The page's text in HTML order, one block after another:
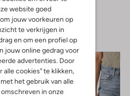
website goed
jouw voorkeuren op
te verkrijgen in
en om een profiel op
jouw online gedrag voor
advertenties. Door
alle cookies" te klikken,
het gebruik van alle
in onze